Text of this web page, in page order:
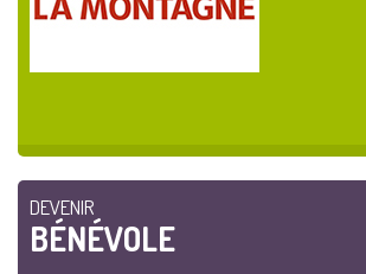
DEVENIR
BÉNÉVOLE